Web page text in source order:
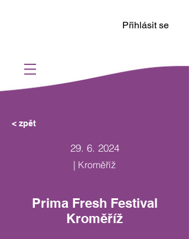
Přihlásit se
< zpět
29. 6. 2024
| Kroměříž
Prima Fresh Festival
Kroměříž